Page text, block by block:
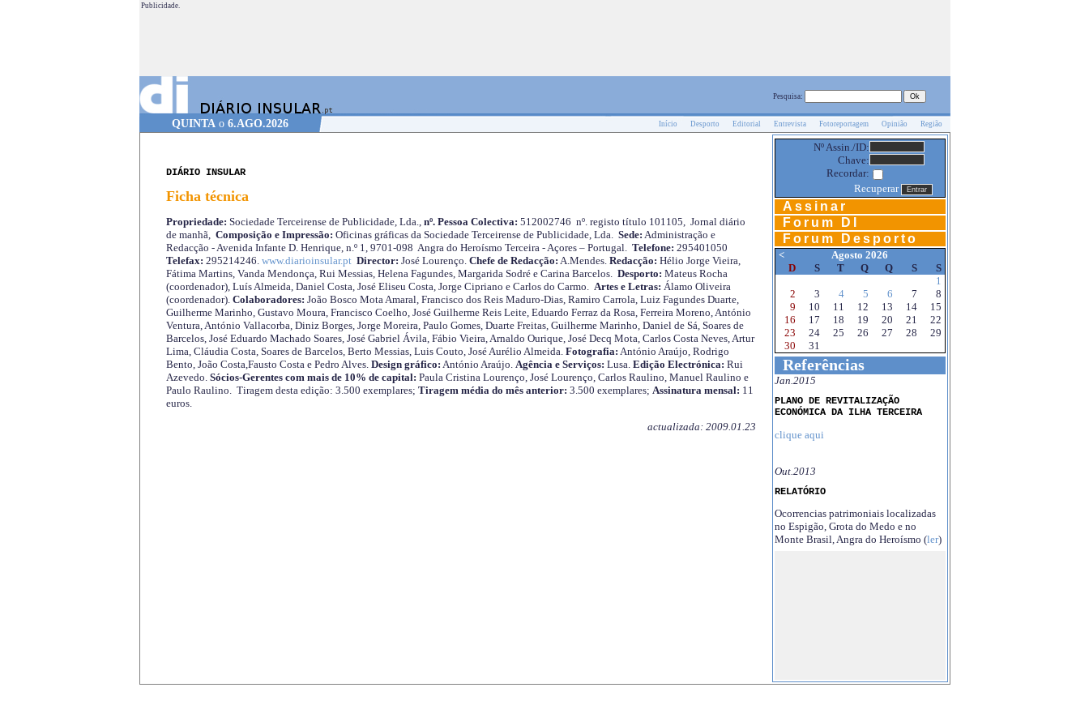
Publicidade.
Pesquisa:
QUINTA o 6.AGO.2026 Início Desporto Editorial Entrevista Fotoreportagem Opinião Região
DIÁRIO INSULAR
Ficha técnica
Propriedade: Sociedade Terceirense de Publicidade, Lda.,nº. Pessoa Colectiva: 512002746 nº. registo título 101105, Jornal diário
de manhã, Composição e Impressão: Oficinas gráficas da Sociedade Terceirense de Publicidade, Lda. Sede: Administração e
Redacção - Avenida Infante D. Henrique, n.º 1, 9701-098 Angra do Heroísmo Terceira - Açores – Portugal. Telefone: 295401050
Telefax: 295214246. www.diarioinsular.pt Director: José Lourenço. Chefe de Redacção: A.Mendes. Redacção: Hélio Jorge Vieira,
Fátima Martins, Vanda Mendonça, Rui Messias, Helena Fagundes, Margarida Sodré e Carina Barcelos. Desporto: Mateus Rocha
(coordenador), Luís Almeida, Daniel Costa, José Eliseu Costa, Jorge Cipriano e Carlos do Carmo. Artes e Letras: Álamo Oliveira
(coordenador). Colaboradores: João Bosco Mota Amaral, Francisco dos Reis Maduro-Dias, Ramiro Carrola, Luiz Fagundes Duarte,
Guilherme Marinho, Gustavo Moura, Francisco Coelho, José Guilherme Reis Leite, Eduardo Ferraz da Rosa, Ferreira Moreno, António
Ventura, António Vallacorba, Diniz Borges, Jorge Moreira, Paulo Gomes, Duarte Freitas, Guilherme Marinho, Daniel de Sá, Soares de
Barcelos, José Eduardo Machado Soares, José Gabriel Ávila, Fábio Vieira, Arnaldo Ourique, José Decq Mota, Carlos Costa Neves, Artur
Lima, Cláudia Costa, Soares de Barcelos, Berto Messias, Luis Couto, José Aurélio Almeida. Fotografia: António Araújo, Rodrigo
Bento, João Costa,Fausto Costa e Pedro Alves. Design gráfico: António Araújo. Agência e Serviços: Lusa. Edição Electrónica: Rui
Azevedo. Sócios-Gerentes com mais de 10% de capital: Paula Cristina Lourenço, José Lourenço, Carlos Raulino, Manuel Raulino e
Paulo Raulino. Tiragem desta edição: 3.500 exemplares; Tiragem média do mês anterior: 3.500 exemplares; Assinatura mensal: 11
euros.
actualizada: 2009.01.23
Nº Assin./ID:
Chave:
Recordar:
Recuperar
Assinar
Forum DI
Forum Desporto
<
Agosto 2026
D
S T Q Q S
S
1
2
3 4 5 6 7
8
9
10 11 12 13 14
15
16
17 18 19 20 21
22
23
24 25 26 27 28
29
30
31
Referências
Jan.2015
PLANO DE REVITALIZAÇÃO
ECONÓMICA DA ILHA TERCEIRA
clique aqui
Out.2013
RELATÓRIO
Ocorrencias patrimoniais localizadas
no Espigão, Grota do Medo e no
Monte Brasil, Angra do Heroísmo (ler)